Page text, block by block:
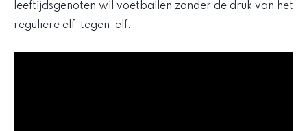
leeftijdsgenoten wil voetballen zonder de druk van het
reguliere elf-tegen-elf.